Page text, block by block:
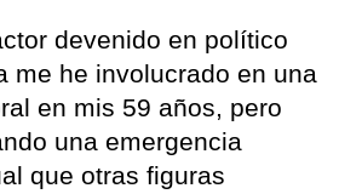
devenido en político
me he involucrado en una
en mis 59 años, pero
una emergencia
que otras figuras